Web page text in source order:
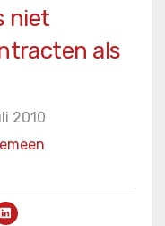
niet
als
2010